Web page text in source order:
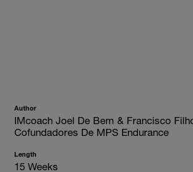
Author
IMcoach Joel De Bem & Francisco
Cofundadores De MPS Endurance
Length
15 Weeks